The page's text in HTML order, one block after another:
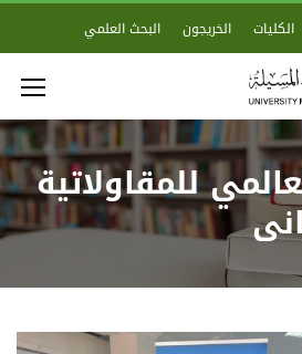
الكليات الخريجون البحث العلمي
للمقاولاتية